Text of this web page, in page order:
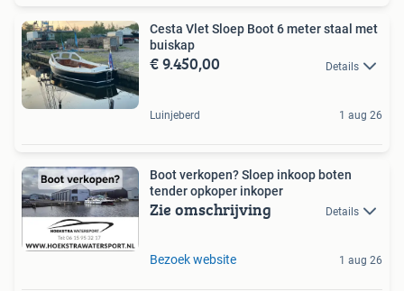
Cesta Vlet Sloep Boot 6 meter staal met
buiskap
€ 9.450,00 Details
Luinjeberd 1 aug 26
Boot verkopen? Sloep inkoop boten
tender opkoper inkoper
Zie omschrijving Details
Bezoek website 1 aug 26